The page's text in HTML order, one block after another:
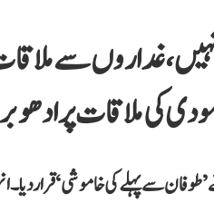
غداروں سے
کی ملاقات پر ادھو
سے پہلے کی خاموشی‘ قرار